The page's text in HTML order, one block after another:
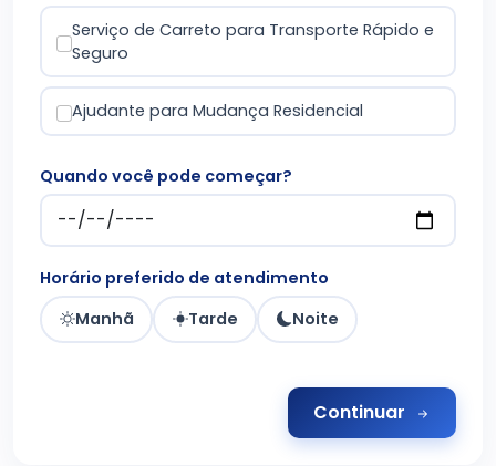
Serviço de Carreto para Transporte Rápido e
Seguro
Ajudante para Mudança Residencial
Quando você pode começar?
Horário preferido de atendimento
Manhã
Tarde Noite
Continuar